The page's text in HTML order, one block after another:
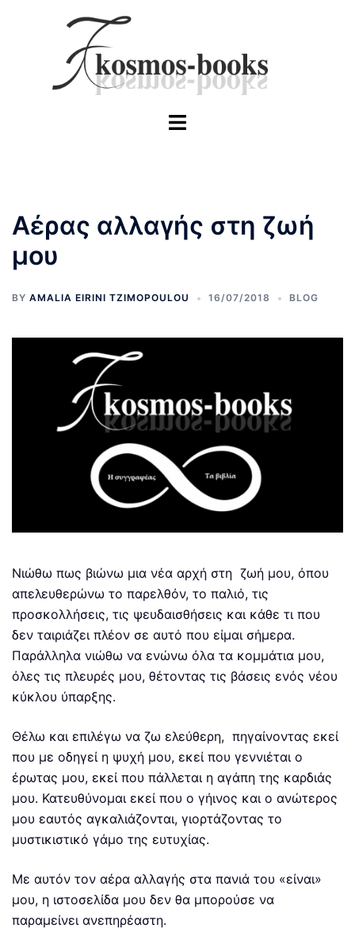
Toggle
Αέρας αλλαγής στη ζωή
μου
BY AMALIA EIRINI TZIMOPOULOU 16/07/2018 BLOG
Νιώθω πως βιώνω μια νέα αρχή στη ζωή μου, όπου
απελευθερώνω το παρελθόν, το παλιό, τις
προσκολλήσεις, τις ψευδαισθήσεις και κάθε τι που
δεν ταιριάζει πλέον σε αυτό που είμαι σήμερα.
Παράλληλα νιώθω να ενώνω όλα τα κομμάτια μου,
όλες τις πλευρές μου, θέτοντας τις βάσεις ενός νέου
κύκλου ύπαρξης.
Θέλω και επιλέγω να ζω ελεύθερη, πηγαίνοντας εκεί
που με οδηγεί η ψυχή μου, εκεί που γεννιέται ο
έρωτας μου, εκεί που πάλλεται η αγάπη της καρδιάς
μου. Κατευθύνομαι εκεί που ο γήινος και ο ανώτερος
μου εαυτός αγκαλιάζονται, γιορτάζοντας το
μυστικιστικό γάμο της ευτυχίας.
Με αυτόν τον αέρα αλλαγής στα πανιά του «είναι»
μου, η ιστοσελίδα μου δεν θα μπορούσε να
παραμείνει ανεπηρέαστη.